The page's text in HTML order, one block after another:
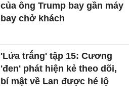
của ông Trump bay gần máy
bay chở khách
'Lửa trắng' tập 15: Cương
'đen' phát hiện kẻ theo dõi,
bí mật về Lan được hé lộ